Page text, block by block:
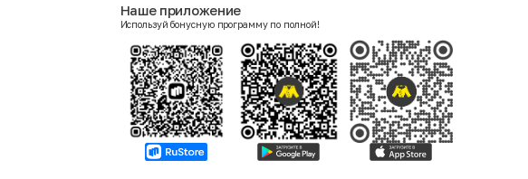
Женский
Согласие на получение чеков по электронной почте
Наше приложение
Используй бонусную программу по полной!